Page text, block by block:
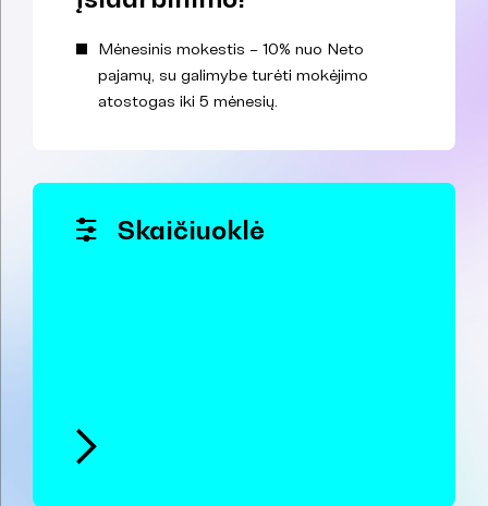
Mėnesinis mokestis – 10% nuo Neto
pajamų, su galimybe turėti mokėjimo
atostogas iki 5 mėnesių.
Skaičiuoklė